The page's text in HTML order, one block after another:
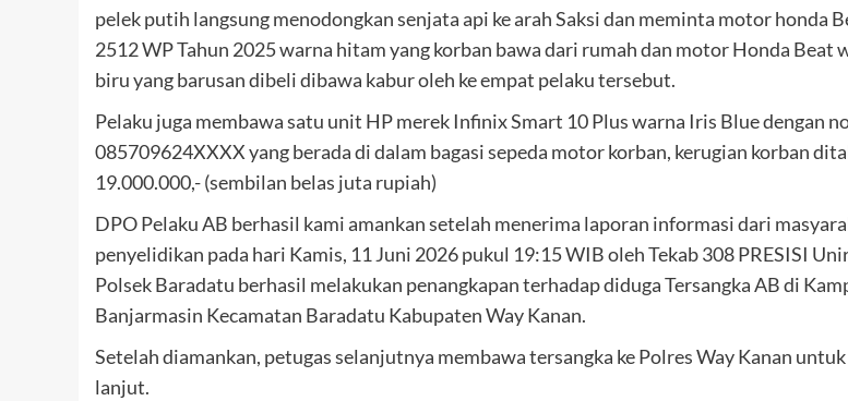
pelek putih langsung menodongkan senjata api ke arah Saksi dan meminta motor honda
2512 WP Tahun 2025 warna hitam yang korban bawa dari rumah dan motor Honda Beat
biru yang barusan dibeli dibawa kabur oleh ke empat pelaku tersebut.
Pelaku juga membawa satu unit HP merek Infinix Smart 10 Plus warna Iris Blue dengan
085709624XXXX yang berada di dalam bagasi sepeda motor korban, kerugian korban
19.000.000,- (sembilan belas juta rupiah)
DPO Pelaku AB berhasil kami amankan setelah menerima laporan informasi dari
penyelidikan pada hari Kamis, 11 Juni 2026 pukul 19:15 WIB oleh Tekab 308 PRESISI
Polsek Baradatu berhasil melakukan penangkapan terhadap diduga Tersangka AB di
Banjarmasin Kecamatan Baradatu Kabupaten Way Kanan.
Setelah diamankan, petugas selanjutnya membawa tersangka ke Polres Way Kanan
lanjut.